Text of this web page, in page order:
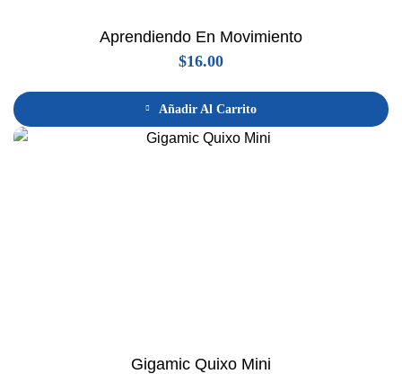
Aprendiendo En Movimiento
$16.00
Añadir Al Carrito
Gigamic Quixo Mini